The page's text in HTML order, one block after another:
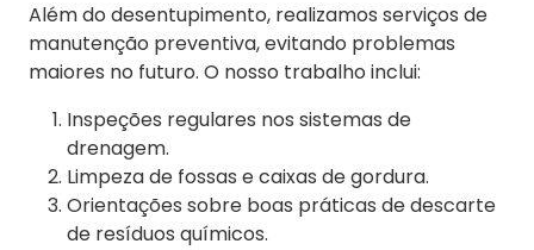
Além do desentupimento, realizamos serviços de
manutenção preventiva, evitando problemas
maiores no futuro. O nosso trabalho inclui:
Inspeções regulares nos sistemas de
drenagem.
Limpeza de fossas e caixas de gordura.
Orientações sobre boas práticas de descarte
de resíduos químicos.